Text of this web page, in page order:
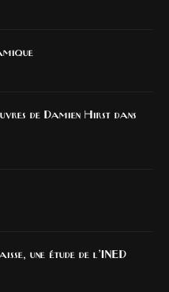
de Damien Hirst dans
une étude de l’INED